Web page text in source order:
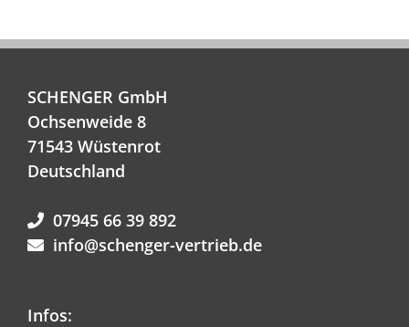
SCHENGER GmbH
Ochsenweide 8
71543 Wüstenrot
Deutschland
07945 66 39 892
info@schenger-vertrieb.de
Infos: